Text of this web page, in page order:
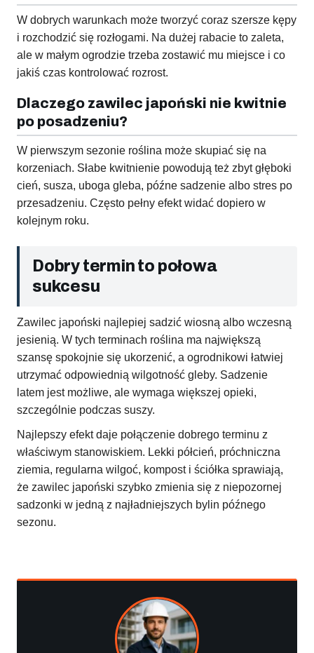
W dobrych warunkach może tworzyć coraz szersze kępy
i rozchodzić się rozłogami. Na dużej rabacie to zaleta,
ale w małym ogrodzie trzeba zostawić mu miejsce i co
jakiś czas kontrolować rozrost.
Dlaczego zawilec japoński nie kwitnie
po posadzeniu?
W pierwszym sezonie roślina może skupiać się na
korzeniach. Słabe kwitnienie powodują też zbyt głęboki
cień, susza, uboga gleba, późne sadzenie albo stres po
przesadzeniu. Często pełny efekt widać dopiero w
kolejnym roku.
Dobry termin to połowa
sukcesu
Zawilec japoński najlepiej sadzić wiosną albo wczesną
jesienią. W tych terminach roślina ma największą
szansę spokojnie się ukorzenić, a ogrodnikowi łatwiej
utrzymać odpowiednią wilgotność gleby. Sadzenie
latem jest możliwe, ale wymaga większej opieki,
szczególnie podczas suszy.
Najlepszy efekt daje połączenie dobrego terminu z
właściwym stanowiskiem. Lekki półcień, próchniczna
ziemia, regularna wilgoć, kompost i ściółka sprawiają,
że zawilec japoński szybko zmienia się z niepozornej
sadzonki w jedną z najładniejszych bylin późnego
sezonu.